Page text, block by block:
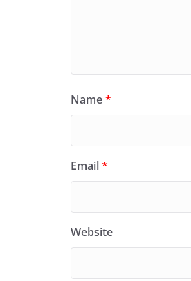
Name*
Email*
Website